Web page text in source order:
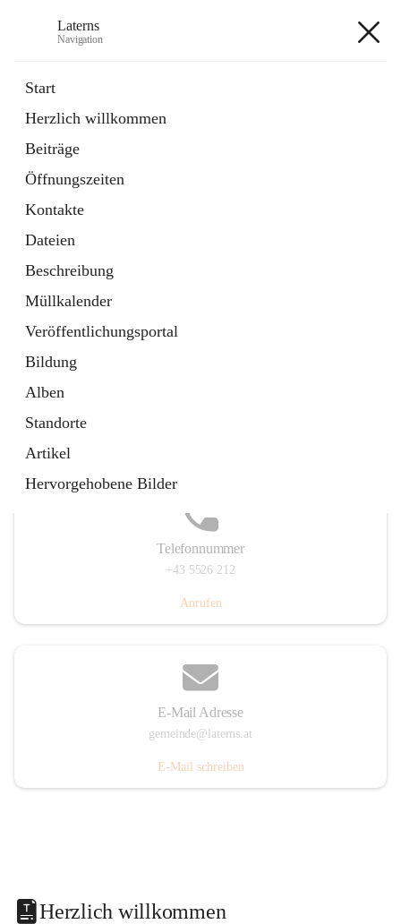
Laterns
Navigation
Start
Herzlich willkommen
Beiträge
Öffnungszeiten
Kontakte
Dateien
Beschreibung
Müllkalender
Veröffentlichungsportal
Bildung
Alben
Standorte
Artikel
Hervorgehobene Bilder
11 Schnellzugriffe
Soziales
1 Schnellzugriff
Telefonnummer
+43 5526 212
Anrufen
E-Mail Adresse
gemeinde@laterns.at
E-Mail schreiben
Herzlich willkommen